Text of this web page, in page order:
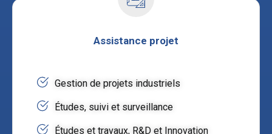
Assistance projet
Gestion de projets industriels
Études, suivi et surveillance
Études et travaux, R&D et Innovation